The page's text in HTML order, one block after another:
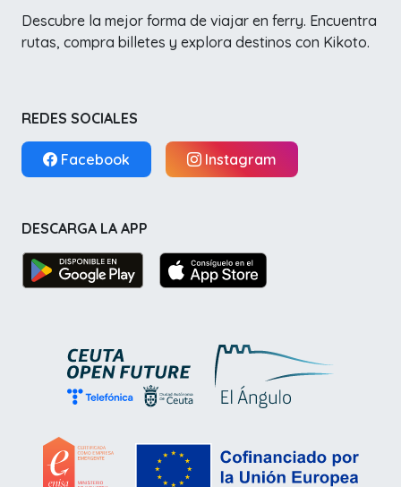
Descubre la mejor forma de viajar en ferry. Encuentra
rutas, compra billetes y explora destinos con Kikoto.
REDES SOCIALES
Facebook Instagram
DESCARGA LA APP